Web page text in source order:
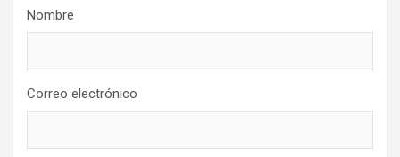
Nombre
Correo electrónico